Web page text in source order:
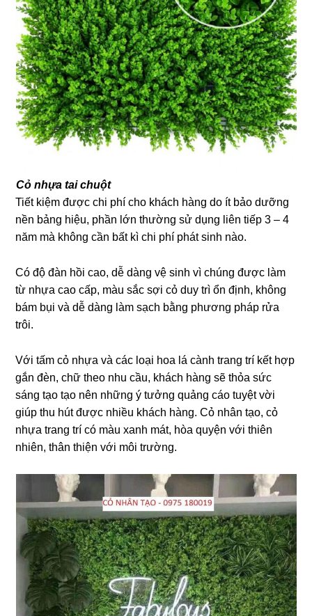
Cỏ nhựa tai chuột
Tiết kiệm được chi phí cho khách hàng do ít bảo dưỡng
nền bảng hiệu, phần lớn thường sử dụng liên tiếp 3 – 4
năm mà không cần bất kì chi phí phát sinh nào.
Có độ đàn hồi cao, dễ dàng vệ sinh vì chúng được làm
từ nhựa cao cấp, màu sắc sợi cỏ duy trì ổn định, không
bám bụi và dễ dàng làm sạch bằng phương pháp rửa
trôi.
Với tấm cỏ nhựa và các loại hoa lá cành trang trí kết hợp
gắn đèn, chữ theo nhu cầu, khách hàng sẽ thỏa sức
sáng tạo tạo nên những ý tưởng quảng cáo tuyệt vời
giúp thu hút được nhiều khách hàng. Cỏ nhân tạo, cỏ
nhựa trang trí có màu xanh mát, hòa quyện với thiên
nhiên, thân thiện với môi trường.